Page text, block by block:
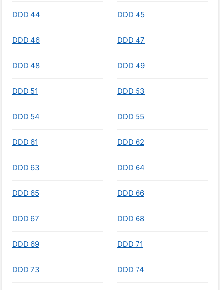
DDD 44 DDD 45
DDD 46 DDD 47
DDD 48 DDD 49
DDD 51 DDD 53
DDD 54 DDD 55
DDD 61 DDD 62
DDD 63 DDD 64
DDD 65 DDD 66
DDD 67 DDD 68
DDD 69 DDD 71
DDD 73 DDD 74